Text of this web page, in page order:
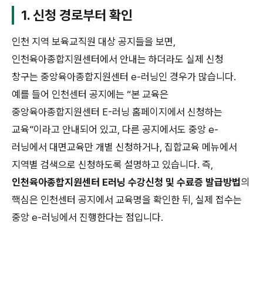
1. 신청 경로부터 확인
인천 지역 보육교직원 대상 공지들을 보면,
인천육아종합지원센터에서 안내는 하더라도 실제 신청
창구는 중앙육아종합지원센터 e-러닝인 경우가 많습니다.
예를 들어 인천센터 공지에는 “본 교육은
중앙육아종합지원센터 E-러닝 홈페이지에서 신청하는
교육”이라고 안내되어 있고, 다른 공지에서도 중앙 e-
러닝에서 대면교육만 개별 신청하거나, 집합교육 메뉴에서
지역별 검색으로 신청하도록 설명하고 있습니다. 즉,
인천육아종합지원센터 E러닝 수강신청 및 수료증 발급방법의
핵심은 인천센터 공지에서 교육명을 확인한 뒤, 실제 접수는
중앙 e-러닝에서 진행한다는 점입니다.